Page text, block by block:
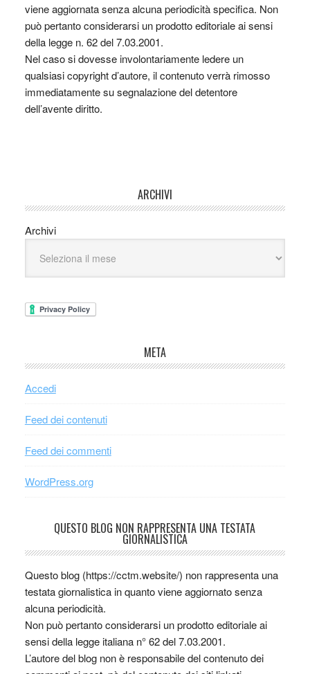
viene aggiornata senza alcuna periodicità specifica. Non
può pertanto considerarsi un prodotto editoriale ai sensi
della legge n. 62 del 7.03.2001.
Nel caso si dovesse involontariamente ledere un
qualsiasi copyright d’autore, il contenuto verrà rimosso
immediatamente su segnalazione del detentore
dell’avente diritto.
ARCHIVI
Archivi
META
Accedi
Feed dei contenuti
Feed dei commenti
WordPress.org
QUESTO BLOG NON RAPPRESENTA UNA TESTATA
GIORNALISTICA
Questo blog (https://cctm.website/) non rappresenta una
testata giornalistica in quanto viene aggiornato senza
alcuna periodicità.
Non può pertanto considerarsi un prodotto editoriale ai
sensi della legge italiana n° 62 del 7.03.2001.
L’autore del blog non è responsabile del contenuto dei